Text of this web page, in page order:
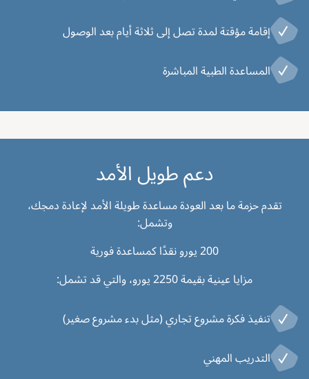
إقامة مؤقتة لمدة تصل إلى ثلاثة أيام بعد الوصول
المساعدة الطبية المباشرة
دعم طويل الأمد
تقدم حزمة ما بعد العودة مساعدة طويلة الأمد لإعادة دمجك،
وتشمل:
200 يورو نقدًا كمساعدة فورية
مزايا عينية بقيمة 2250 يورو، والتي قد تشمل:
تنفيذ فكرة مشروع تجاري (مثل بدء مشروع صغير)
التدريب المهني